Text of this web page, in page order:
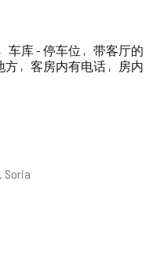
车库 - 停车位
带客厅的
方 客房内有电话
房内
Soria